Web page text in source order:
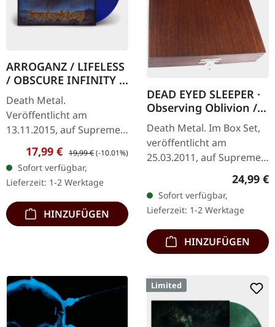
ARROGANZ / LIFELESS
/ OBSCURE INFINITY /
RECKLESS
MANSLAUGHTER ·
Sermon Of Ungodly
Dreams | BLUE/BLACK
Death Metal.
Veröffentlicht am
13.11.2015, auf Supreme
Chaos Records. SCR
Mailorder Exklusiv!
Transparent
Blau/Schwarz
marmoriertes Vinyl.
Limitiert…
Verkaufspreis:
17,99 € Regulärer Preis:
19,99 €(-10.01%)
Sofort verfügbar,
Lieferzeit: 1-2 Werktage
HINZUFÜGEN
DEAD EYED SLEEPER ·
Observing Oblivion /
Through Forests Of
Nonentities | 2CD
WOODEN BOX SET
Death Metal. Im Box Set,
veröffentlicht am
25.03.2011, auf Supreme
Chaos Records. Der
Nachfolger von "Through
Forests Of Nonentities"
ist direkter…
24,99 €
Sofort verfügbar,
Lieferzeit: 1-2 Werktage
HINZUFÜGEN
Limited